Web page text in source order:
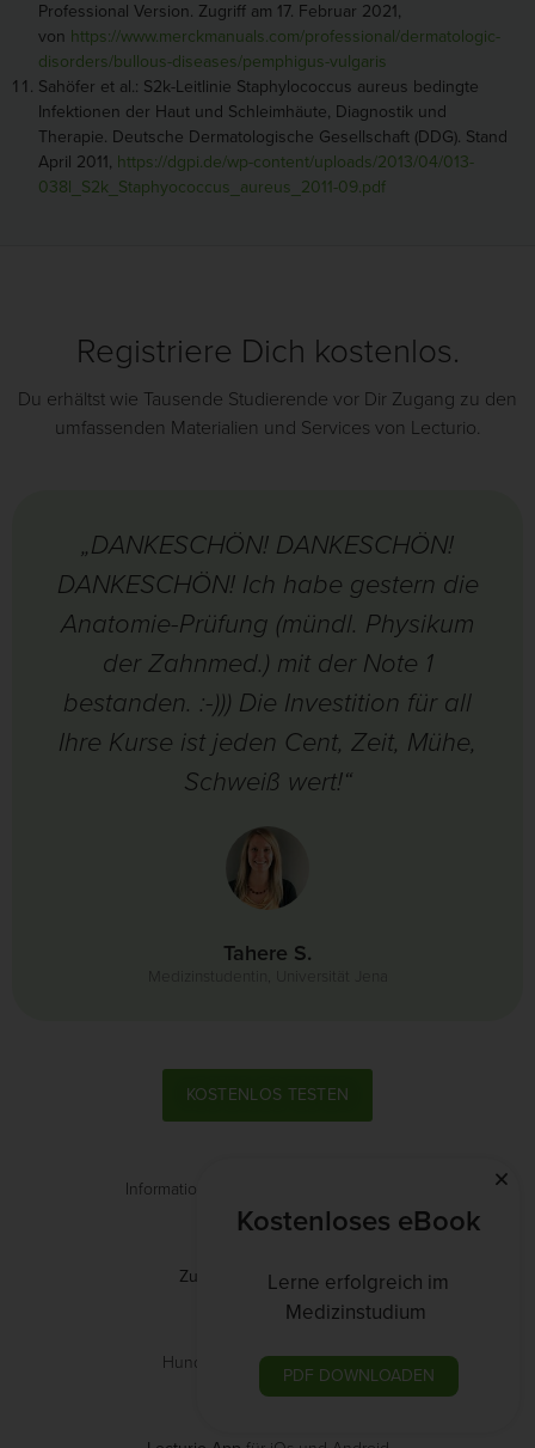
Professional Version. Zugriff am 17. Februar 2021,
von https://www.merckmanuals.com/professional/dermatologic-
disorders/bullous-diseases/pemphigus-vulgaris
Sahöfer et al.: S2k-Leitlinie Staphylococcus aureus bedingte
Infektionen der Haut und Schleimhäute, Diagnostik und
Therapie. Deutsche Dermatologische Gesellschaft (DDG). Stand
April 2011, https://dgpi.de/wp-content/uploads/2013/04/013-
038l_S2k_Staphyococcus_aureus_2011-09.pdf
Registriere Dich kostenlos.
Du erhältst wie Tausende Studierende vor Dir Zugang zu den
umfassenden Materialien und Services von Lecturio.
„DANKESCHÖN! DANKESCHÖN!
DANKESCHÖN! Ich habe gestern die
Anatomie-Prüfung (mündl. Physikum
der Zahnmed.) mit der Note 1
bestanden. :-))) Die Investition für all
Ihre Kurse ist jeden Cent, Zeit, Mühe,
Schweiß wert!“
Tahere S.
Medizinstudentin, Universität Jena
KOSTENLOS TESTEN
Informationen über
Zugang zu allen Artikeln
Hunderte kostenlose Videos
Kostenloses eBook
Lerne erfolgreich im
Medizinstudium
PDF DOWNLOADEN